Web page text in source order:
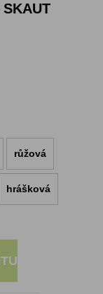
růžová
hrášková